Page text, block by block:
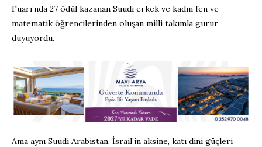
Fuarı’nda 27 ödül kazanan Suudi erkek ve kadın fen ve
matematik öğrencilerinden oluşan milli takımla gurur
duyuyordu.
Ama aynı Suudi Arabistan, İsrail’in aksine, katı dini güçleri